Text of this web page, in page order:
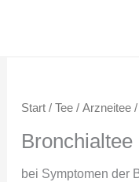
Start/ Tee/ Arzneitee/
Bronchialtee
bei Symptomen der